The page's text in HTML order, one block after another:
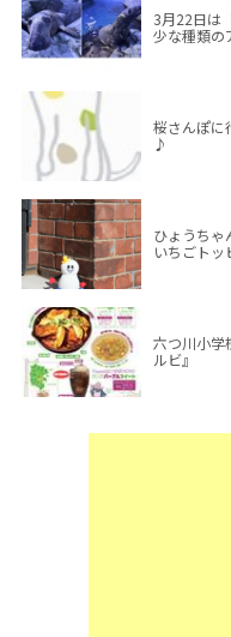
3月22日は
少な種類の
桜さんぽに
♪
ひょうち
いちごトッ
六つ川小学
ルビ』